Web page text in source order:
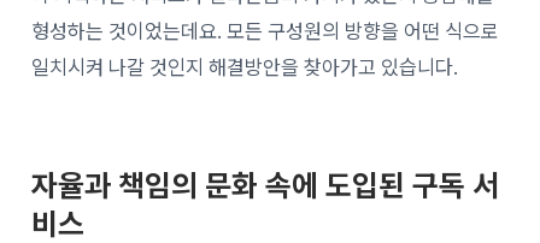
형성하는 것이었는데요. 모든 구성원의 방향을 어떤 식으로
일치시켜 나갈 것인지 해결방안을 찾아가고 있습니다.
자율과 책임의 문화 속에 도입된 구독 서
비스